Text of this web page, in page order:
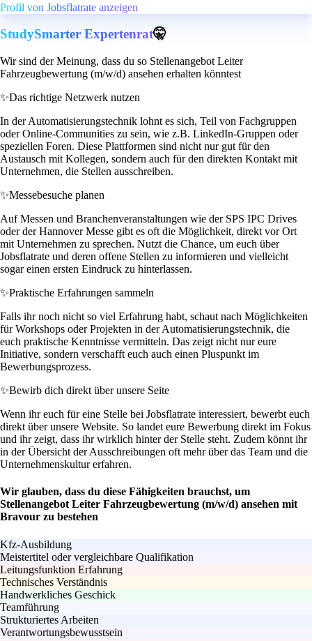
Profil von Jobsflatrate anzeigen
StudySmarter Expertenrat🤫
Wir sind der Meinung, dass du so Stellenangebot Leiter
Fahrzeugbewertung (m/w/d) ansehen erhalten könntest
✨Das richtige Netzwerk nutzen
In der Automatisierungstechnik lohnt es sich, Teil von Fachgruppen
oder Online-Communities zu sein, wie z.B. LinkedIn-Gruppen oder
speziellen Foren. Diese Plattformen sind nicht nur gut für den
Austausch mit Kollegen, sondern auch für den direkten Kontakt mit
Unternehmen, die Stellen ausschreiben.
✨Messebesuche planen
Auf Messen und Branchenveranstaltungen wie der SPS IPC Drives
oder der Hannover Messe gibt es oft die Möglichkeit, direkt vor Ort
mit Unternehmen zu sprechen. Nutzt die Chance, um euch über
Jobsflatrate und deren offene Stellen zu informieren und vielleicht
sogar einen ersten Eindruck zu hinterlassen.
✨Praktische Erfahrungen sammeln
Falls ihr noch nicht so viel Erfahrung habt, schaut nach Möglichkeiten
für Workshops oder Projekten in der Automatisierungstechnik, die
euch praktische Kenntnisse vermitteln. Das zeigt nicht nur eure
Initiative, sondern verschafft euch auch einen Pluspunkt im
Bewerbungsprozess.
✨Bewirb dich direkt über unsere Seite
Wenn ihr euch für eine Stelle bei Jobsflatrate interessiert, bewerbt euch
direkt über unsere Website. So landet eure Bewerbung direkt im Fokus
und ihr zeigt, dass ihr wirklich hinter der Stelle steht. Zudem könnt ihr
in der Übersicht der Ausschreibungen oft mehr über das Team und die
Unternehmenskultur erfahren.
Wir glauben, dass du diese Fähigkeiten brauchst, um
Stellenangebot Leiter Fahrzeugbewertung (m/w/d) ansehen mit
Bravour zu bestehen
Kfz-Ausbildung
Meistertitel oder vergleichbare Qualifikation
Leitungsfunktion Erfahrung
Technisches Verständnis
Handwerkliches Geschick
Teamführung
Strukturiertes Arbeiten
Verantwortungsbewusstsein